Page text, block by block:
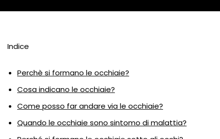
Indice
Perchè si formano le occhiaie?
Cosa indicano le occhiaie?
Come posso far andare via le occhiaie?
Quando le occhiaie sono sintomo di malattia?